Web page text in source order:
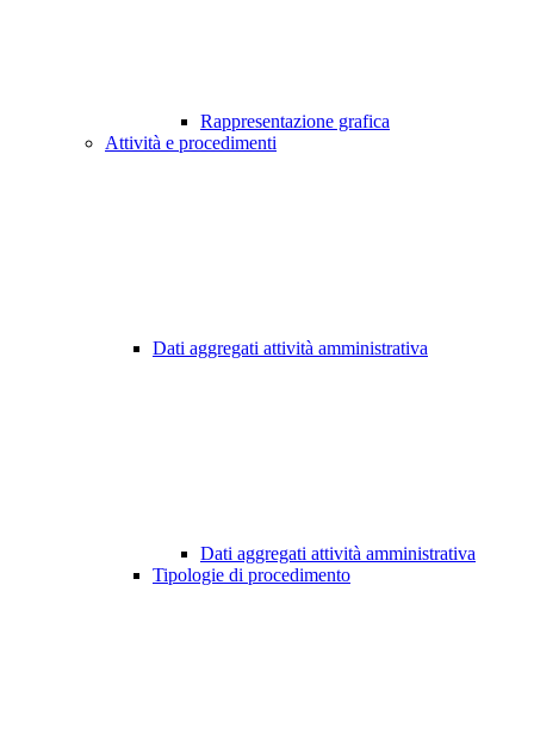
Rappresentazione grafica
Attività e procedimenti
Dati aggregati attività amministrativa
Dati aggregati attività amministrativa
Tipologie di procedimento